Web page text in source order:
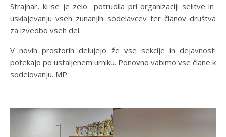
Strajnar, ki se je zelo potrudila pri organizaciji selitve in
usklajevanju vseh zunanjih sodelavcev ter članov društva
za izvedbo vseh del.
V novih prostorih delujejo že vse sekcije in dejavnosti
potekajo po ustaljenem urniku. Ponovno vabimo vse člane k
sodelovanju. MP